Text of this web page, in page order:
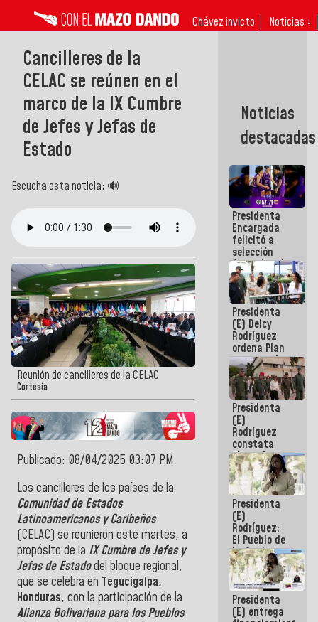
Chávez invicto Noticias ↓
Cancilleres de la
CELAC se reúnen en el
marco de la IX Cumbre
de Jefes y Jefas de
Estado
Escucha esta noticia: 🔊
Reunión de cancilleres de la CELAC
Cortesía
Publicado: 08/04/2025 03:07 PM
Los cancilleres de los países de la
Comunidad de Estados
Latinoamericanos y Caribeños
(CELAC) se reunieron este martes, a
propósito de la IX Cumbre de Jefes y
Jefas de Estadodel bloque regional,
que se celebra en Tegucigalpa,
Honduras, con la participación de la
Alianza Bolivariana para los Pueblos
Noticias
destacadas
Presidenta
Encargada
felicitó a
selección
femenina de
baloncesto
por su
clasificación
a la
AmeriCup
2027
Presidenta
(E) Delcy
Rodríguez
ordena Plan
maestro de
desarrollo
logístico y
turístico
para La
Guaira
Presidenta
(E)
Rodríguez
constata
obras de
rehabilitación
de Escuela
Militar de
Mamo en La
Guaira
Presidenta
(E)
Rodríguez:
El Pueblo de
La Guaira
siempre
estará
acompañada
por el
Gobierno
Presidenta
(E) entrega